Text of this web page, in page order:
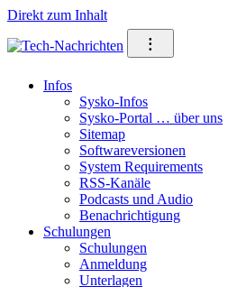
Direkt zum Inhalt
⁝
Infos
Sysko-Infos
Sysko-Portal … über uns
Sitemap
Softwareversionen
System Requirements
RSS-Kanäle
Podcasts und Audio
Benachrichtigung
Schulungen
Schulungen
Anmeldung
Unterlagen